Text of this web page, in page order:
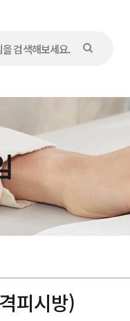
피시방)